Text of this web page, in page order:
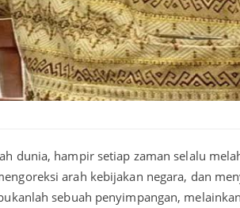
dunia, hampir setiap zaman selalu
arah kebijakan negara, dan
sebuah penyimpangan,